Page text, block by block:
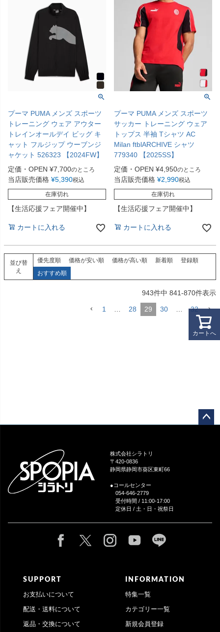
プーマ PUMA メンズ スポーツ
トレーニング ウェア アウター
トレインオールデイ ビッグ キ
ャット フルジップ ウーブンジ
ャケット 526323 【2024FW】
定価・OPEN ¥7,700のところ
当店販売価格 ¥5,390税込
在庫切れ
【生活応援フェア開催中】
カートに入れる
プーマ PUMA メンズ スポーツ
サッカー トレーニング ウェア
トップス 半袖 Tシャツ AC
Milan ftblARCHIVE シャツ
779340 【2025SS】
定価・OPEN ¥4,950のところ
当店販売価格 ¥2,990税込
在庫切れ
【生活応援フェア開催中】
カートに入れる
並び替
え
優先度順 価格が安い順 価格が高い順 新着順
登録順
おすすめ順
943件中 841-870件表示
1 28 29 30 32
カートへ
株式会社シラトリ
〒420-0836
静岡県静岡市葵区東町66
●コールセンター
054-646-2779
受付時間 / 11:00-17:00
定休日 / 土・日・祝祭日
SUPPORT
お支払いについて
配送・送料について
返品・交換について
INFORMATION
特集一覧
カテゴリー一覧
新規会員登録